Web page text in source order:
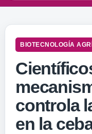
BIOTECNOLOGÍA
controla
en la